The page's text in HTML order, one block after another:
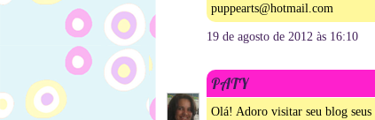
puppearts@hotmail.com
19 de agosto de 2012 às 16:10
PATY
Olá! Adoro visitar seu blog